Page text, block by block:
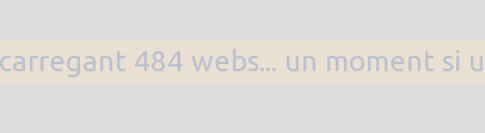
484 webs... un moment si